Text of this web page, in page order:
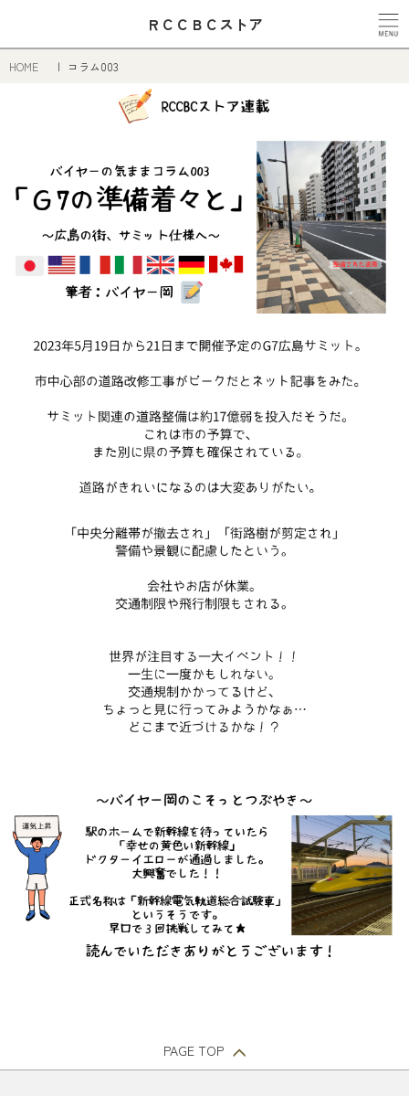
ＲＣＣＢＣストア
HOME コラム003
PAGE TOP